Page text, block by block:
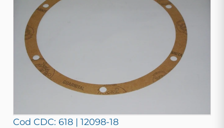
Cod CDC: 618 | 12098-18